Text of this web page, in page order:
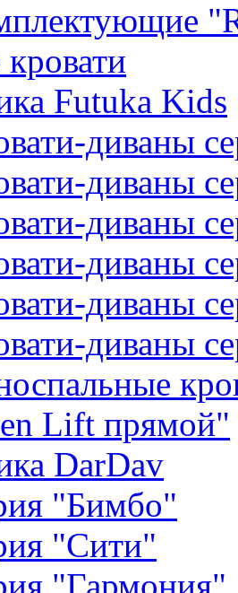
Futuka Kids
диваны
диваны
диваны
диваны
диваны
диваны
Lift прямой"
DarDav
"Бимбо"
"Сити"